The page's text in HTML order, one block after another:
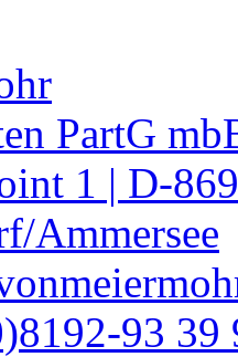
PartG
1 | D-
Ammersee
93 39